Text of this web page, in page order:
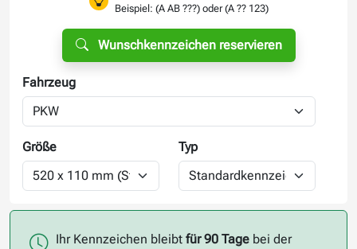
Beispiel: (A AB ???) oder (A ?? 123)
Wunschkennzeichen reservieren
Fahrzeug
Größe Typ
Ihr Kennzeichen bleibtfür 90 Tage bei der